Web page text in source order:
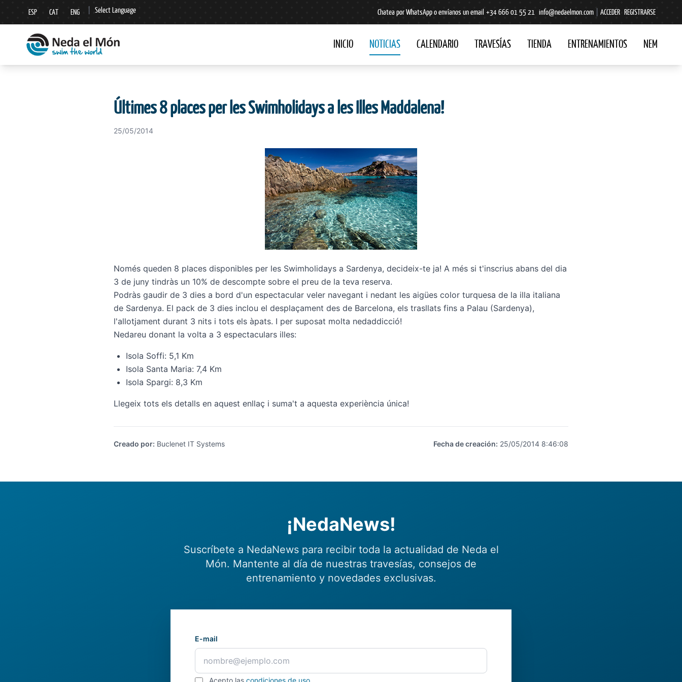
ESP CAT ENG Select Language
▼
Chatea por WhatsApp o envíanos un email +34 666 01 55 21 info@nedaelmon.com ACCEDER REGISTRARSE
INICIO NOTICIAS CALENDARIO TRAVESÍAS TIENDA ENTRENAMIENTOS NEM
Últimes 8 places per les Swimholidays a les Illes Maddalena!
25/05/2014
Només queden 8 places disponibles per les Swimholidays a Sardenya, decideix-te ja! A més si t'inscrius abans del dia
3 de juny tindràs un 10% de descompte sobre el preu de la teva reserva.
Podràs gaudir de 3 dies a bord d'un espectacular veler navegant i nedant les aigües color turquesa de la illa italiana
de Sardenya. El pack de 3 dies inclou el desplaçament des de Barcelona, els trasllats fins a Palau (Sardenya),
l'allotjament durant 3 nits i tots els àpats. I per suposat molta nedaddicció!
Nedareu donant la volta a 3 espectaculars illes:
Isola Soffi: 5,1 Km
Isola Santa Maria: 7,4 Km
Isola Spargi: 8,3 Km
Llegeix tots els detalls en aquest enllaç i suma't a aquesta experiència única!
Creado por: Buclenet IT Systems Fecha de creación: 25/05/2014 8:46:08
¡NedaNews!
Suscríbete a NedaNews para recibir toda la actualidad de Neda el
Món. Mantente al día de nuestras travesías, consejos de
entrenamiento y novedades exclusivas.
E-mail
Acepto las condiciones de uso